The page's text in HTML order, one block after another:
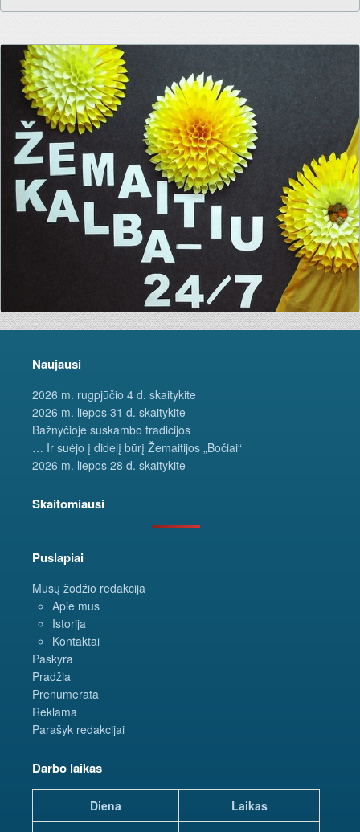
Naujausi
2026 m. rugpjūčio 4 d. skaitykite
2026 m. liepos 31 d. skaitykite
Bažnyčioje suskambo tradicijos
… Ir suėjo į didelį būrį Žemaitijos „Bočiai“
2026 m. liepos 28 d. skaitykite
Skaitomiausi
Puslapiai
Mūsų žodžio redakcija
Apie mus
Istorija
Kontaktai
Paskyra
Pradžia
Prenumerata
Reklama
Parašyk redakcijai
Darbo laikas
Diena
Laikas